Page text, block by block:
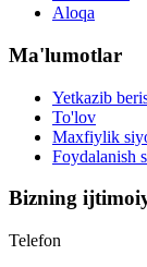
Aloqa
Ma'lumotlar
Yetkazib
To'lov
Maxfiylik
Foydalanish
Bizning
Telefon